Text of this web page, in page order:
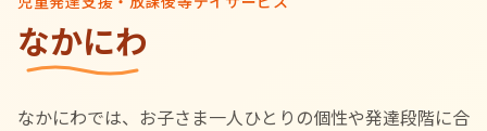
なかにわ
なかにわでは、お子さま一人ひとりの個性や発達段階に合